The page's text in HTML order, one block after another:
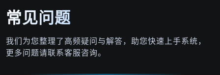
常见问题
我们为您整理了高频疑问与解答，助您快速上手系统，
更多问题请联系客服咨询。